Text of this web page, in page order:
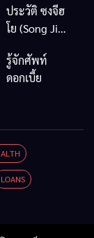
ประวัติ ซงจีฮ
โย (Song Ji
รู้จักศัพท์
ดอกเบี้ย
LOANS